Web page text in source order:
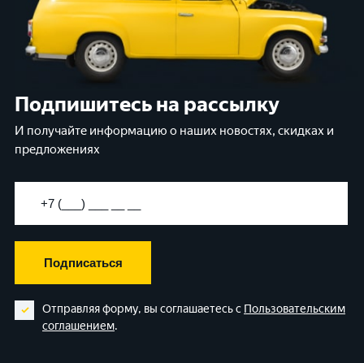
Подпишитесь на рассылку
И получайте информацию о наших новостях, скидках и
предложениях
Подписаться
Отправляя форму, вы соглашаетесь с Пользовательским
соглашением.